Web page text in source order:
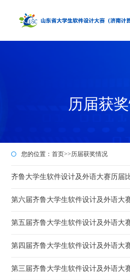
历届获
您的位置：首页>>历届获奖情况
齐鲁大学生软件设计及外语大赛历届
第六届齐鲁大学生软件设计及外语大
第五届齐鲁大学生软件设计及外语大
第四届齐鲁大学生软件设计及外语大
第三届齐鲁大学生软件设计及外语大